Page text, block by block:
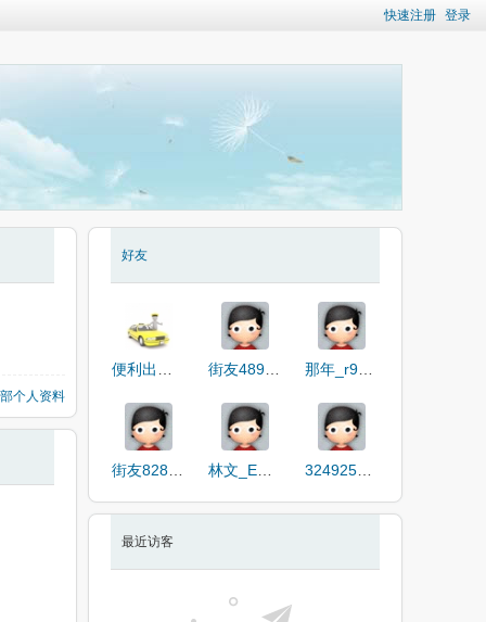
快速注册 登录
个人资料
好友
街友48918264 那年_r9pLL
街友82851696 林文_EZ0EX 3249251888
最近访客